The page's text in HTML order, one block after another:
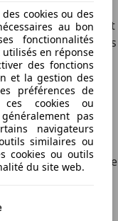
cookies ou des
au bon
fonctionnalités
en réponse
des fonctions
et la gestion des
préférences de
ces cookies ou
pas
navigateurs
similaires ou
cookies ou outils
du site web.
longtemps, et ne
surtout
ou des vitesses
pour réparer un
domicile peut
sécurité, surtout
ou un patch mal
de pression ou une
d’éclatement.
peuvent
engendrant